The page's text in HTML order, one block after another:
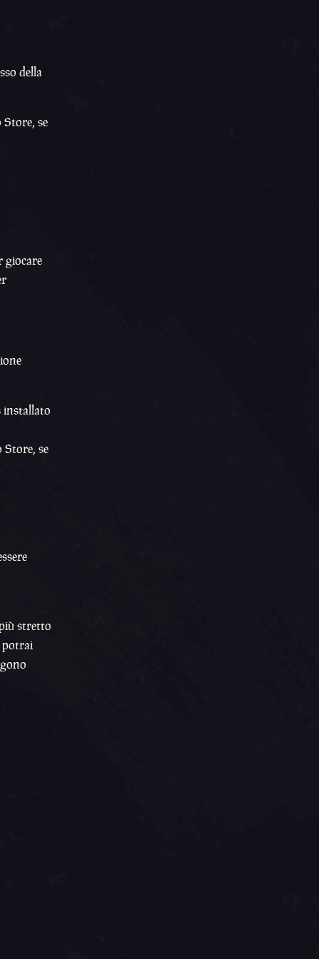
della
se
giocare
installato
se
stretto
potrai